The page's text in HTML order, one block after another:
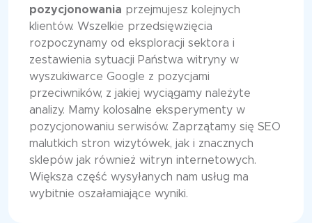
pozycjonowania przejmujesz kolejnych
klientów. Wszelkie przedsięwzięcia
rozpoczynamy od eksploracji sektora i
zestawienia sytuacji Państwa witryny w
wyszukiwarce Google z pozycjami
przeciwników, z jakiej wyciągamy należyte
analizy. Mamy kolosalne eksperymenty w
pozycjonowaniu serwisów. Zaprzątamy się SEO
malutkich stron wizytówek, jak i znacznych
sklepów jak również witryn internetowych.
Większa część wysyłanych nam usług ma
wybitnie oszałamiające wyniki.